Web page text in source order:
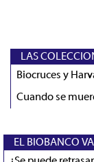
LAS
Biocruces y
Cuando se
EL BIOBANCO